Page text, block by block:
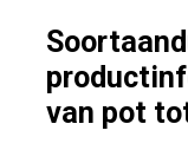
van pot